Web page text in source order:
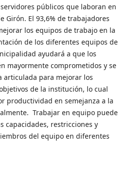
públicos que laboran en
Girón. El 93,6% de trabajadores
los equipos de trabajo en la
de los diferentes equipos de
ayudará a que los
mayormente comprometidos y se
articulada para mejorar los
de la institución, lo cual
productividad en semejanza a la
Trabajar en equipo puede
capacidades, restricciones y
del equipo en diferentes